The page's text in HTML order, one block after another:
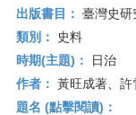
出版書目： 臺灣史研
類別：
史料
時期(主題)：
日治
作者： 黃旺成著、許
題名 (點擊閱讀)：